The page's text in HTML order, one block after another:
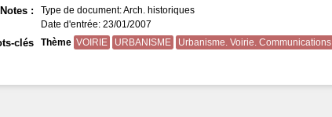
Notes :
Type de document: Arch. historiques
Date d'entrée: 23/01/2007
clés Thème VOIRIE URBANISME Urbanisme. Voirie. Communications